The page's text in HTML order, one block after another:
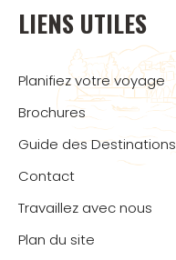
LIENS UTILES
Planifiez votre voyage
Brochures
Guide des Destinations
Contact
Travaillez avec nous
Plan du site